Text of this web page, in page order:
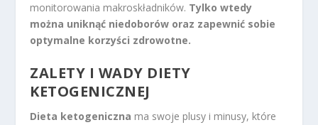
monitorowania makroskładników. Tylko wtedy
można uniknąć niedoborów oraz zapewnić sobie
optymalne korzyści zdrowotne.
ZALETY I WADY DIETY
KETOGENICZNEJ
Dieta ketogeniczna ma swoje plusy i minusy, które